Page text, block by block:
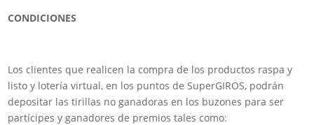
CONDICIONES
Los clientes que realicen la compra de los productos raspa y
listo y lotería virtual, en los puntos de SuperGIROS, podrán
depositar las tirillas no ganadoras en los buzones para ser
partícipes y ganadores de premios tales como: